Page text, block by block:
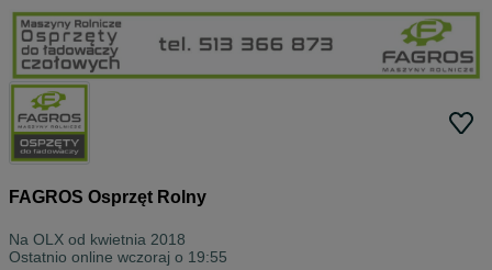
FAGROS Osprzęt Rolny
Na OLX od kwietnia 2018
Ostatnio online wczoraj o 19:55